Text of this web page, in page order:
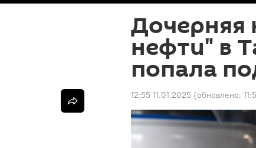
Дочерняя
нефти" в
попала
12:55 11.01.2025 (обновлено: